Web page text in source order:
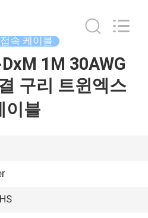
속 케이블
1M 30AWG
구리 트윈엑스
이블